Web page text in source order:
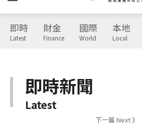
即時
Latest
財金
Finance
國際
World
本地
Local
即時新聞
Latest
下一篇 Next 》